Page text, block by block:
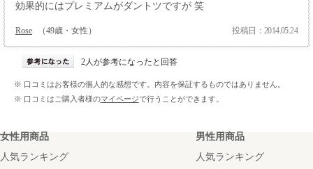
効果的にはプレミアムがダントツですが 笑
Rose （49歳・女性） 投稿日：2014.05.24
2人が参考になったと回答
※ 口コミはお客様の個人的な感想です。内容を保証するものではありません。
※ 口コミはご購入者様のマイページで行うことができます。
女性用商品
人気ランキング
男性用商品
人気ランキング